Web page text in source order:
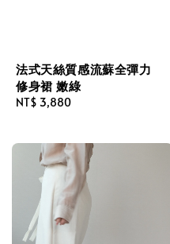
法式天絲質感流蘇全彈力
修身裙 嫩綠
Regular
NT$ 3,880